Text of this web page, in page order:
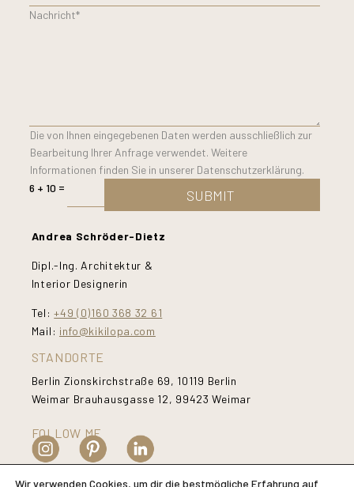
Die von Ihnen eingegebenen Daten werden ausschließlich zur
Bearbeitung Ihrer Anfrage verwendet. Weitere
Informationen finden Sie in unserer Datenschutzerklärung.
6 + 10 = SUBMIT
Andrea Schröder-Dietz
Dipl.-Ing. Architektur &
Interior Designerin
Tel:+49 (0)160 368 32 61
Mail: info@kikilopa.com
STANDORTE
Berlin Zionskirchstraße 69, 10119 Berlin
Weimar Brauhausgasse 12, 99423 Weimar
FOLLOW ME
Wir verwenden Cookies, um dir die bestmögliche Erfahrung auf